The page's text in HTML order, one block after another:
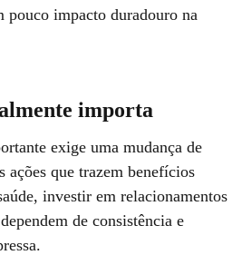
pouco impacto duradouro na
importa
exige uma mudança de
ações que trazem benefícios
investir em relacionamentos
de consistência e